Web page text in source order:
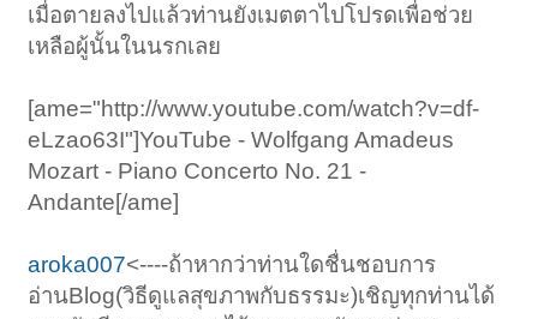
เมื่อตายลงไปแล้วท่านยังเมตตาไปโปรดเพื่อช่วย
เหลือผู้นั้นในนรกเลย
[ame="http://www.youtube.com/watch?v=df-
eLzao63I"]YouTube - Wolfgang Amadeus
Mozart - Piano Concerto No. 21 -
Andante[/ame]
aroka007<----ถ้าหากว่าท่านใดชื่นชอบการ
อ่านBlog(วิธีดูแลสุขภาพกับธรรมะ)เชิญทุกท่านได้